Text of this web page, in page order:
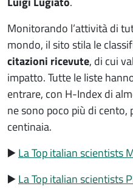
Monitorando l’attività di
mondo, il sito stila le
citazioni ricevute, di cui
impatto. Tutte le liste
entrare, con H-Index di
ne sono poco più di cento,
centinaia.
▶️La Top italian scientists
▶️La Top italian scientists